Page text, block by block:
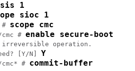
1
sioc 1
# scope cmc
# enable secure-boot
irreversible operation.
[Y/N] Y
# commit-buffer